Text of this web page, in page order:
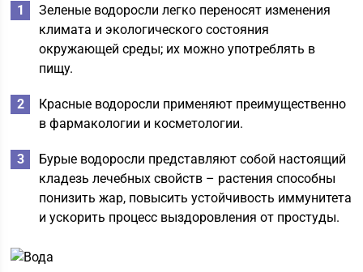
Зеленые водоросли легко переносят изменения
климата и экологического состояния
окружающей среды; их можно употреблять в
пищу.
Красные водоросли применяют преимущественно
в фармакологии и косметологии.
Бурые водоросли представляют собой настоящий
кладезь лечебных свойств – растения способны
понизить жар, повысить устойчивость иммунитета
и ускорить процесс выздоровления от простуды.